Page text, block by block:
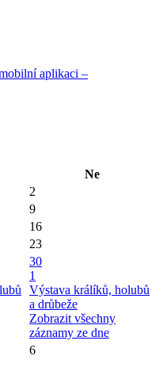
aplikaci –
Ne
2
9
16
23
30
1
Výstava králíků, holubů
a drůbeže
Zobrazit všechny
záznamy ze dne
6